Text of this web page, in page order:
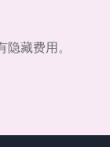
藏费用。